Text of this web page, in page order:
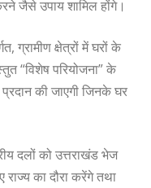
जैसे उपाय शामिल होंगे।
ग्रामीण क्षेत्रों में घरों के
“विशेष परियोजना” के
प्रदान की जाएगी जिनके घर
दलों को उत्तराखंड भेज
का दौरा करेंगे तथा